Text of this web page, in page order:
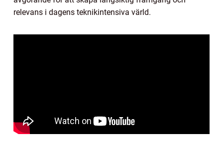
relevans i dagens teknikintensiva värld.